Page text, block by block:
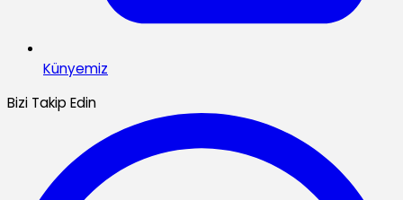
Künyemiz
Bizi Takip Edin